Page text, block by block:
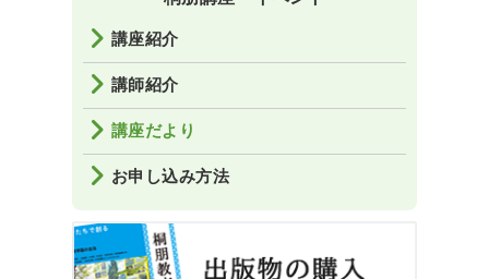
講座紹介
講師紹介
講座だより
お申し込み方法